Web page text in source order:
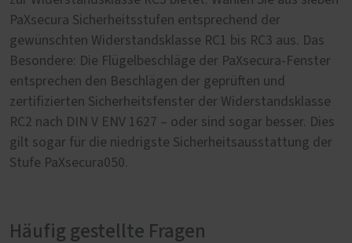
PaXsecura Sicherheitsstufen entsprechend der
gewünschten Widerstandsklasse RC1 bis RC3 aus. Das
Besondere: Die Flügelbeschläge der PaXsecura-Fenster
entsprechen den Beschlägen der geprüften und
zertifizierten Sicherheitsfenster der Widerstandsklasse
RC2 nach DIN V ENV 1627 – oder sind sogar besser. Dies
gilt sogar für die niedrigste Sicherheitsausstattung der
Stufe PaXsecura050.
Häufig gestellte Fragen